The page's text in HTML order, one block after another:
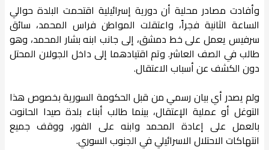
وأفادت مصادر محلية أن دورية إسرائيلية اقتحمت البلدة حوالي
الساعة الثانية فجراً، واعتقلت المواطن فراس المحمد، سائق
سرفيس يعمل على خط دمشق، إلى جانب ابنه بشار المحمد، وهو
طالب في الصف العاشر. وتم اقتيادهما إلى داخل الجولان المحتل
دون الكشف عن أسباب الاعتقال.
ولم يصدر أي بيان رسمي من قبل الحكومة السورية بخصوص هذا
التوغل أو عملية الإعتقال، بينما طالب أبناء بلدة صيدا الحانوت
بالعمل على إعادة المحمد وابنه على الفور، ووقف جميع
انتهاكات الاحتلال الاسرائيلي في الجنوب السوري.